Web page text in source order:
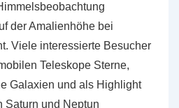
der Amalienhöhe bei
Viele interessierte Besucher
Teleskope Sterne,
Galaxien und als Highlight
Saturn und Neptun